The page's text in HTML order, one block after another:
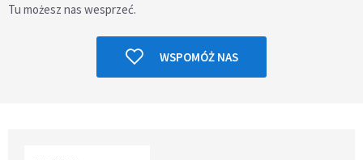
Tu możesz nas wesprzeć.
WSPOMÓŻ NAS